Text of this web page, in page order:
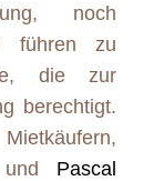
noch
führen zu
die zur
berechtigt.
Pascal